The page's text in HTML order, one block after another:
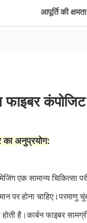
आपूर्ति की क्षमता
फाइबर
का अनुप्रयोग:
एक सामान्य चिकित्सा
पर होना
है।कार्बन फाइबर